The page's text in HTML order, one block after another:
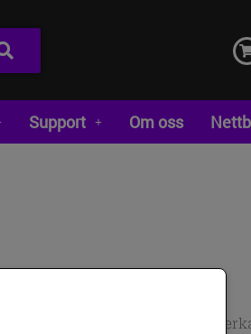
Support Om oss